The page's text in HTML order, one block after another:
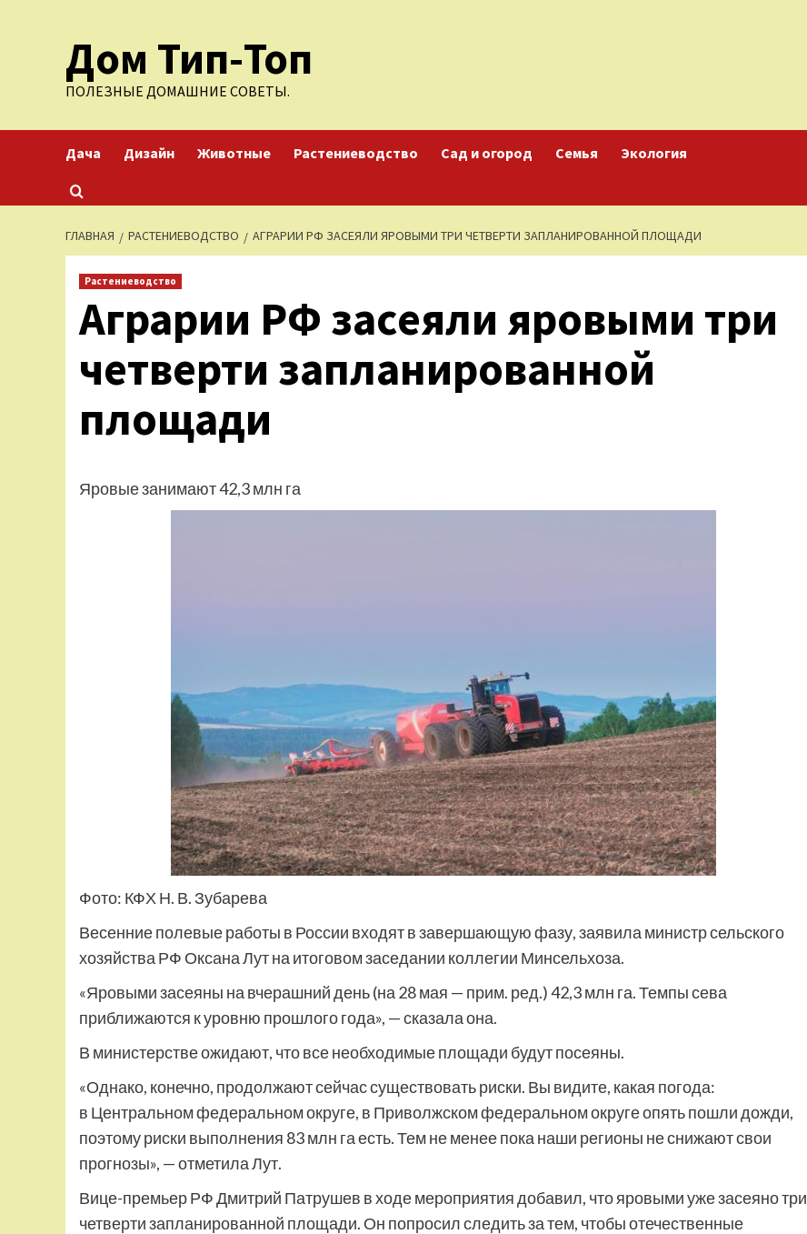
содержимомуДом Тип-Топ
ПОЛЕЗНЫЕ ДОМАШНИЕ СОВЕТЫ.
Дача Дизайн Животные Растениеводство Сад и огород Семья Экология
ГЛАВНАЯ РАСТЕНИЕВОДСТВО АГРАРИИ РФ ЗАСЕЯЛИ ЯРОВЫМИ ТРИ ЧЕТВЕРТИ ЗАПЛАНИРОВАННОЙ ПЛОЩАДИ
Растениеводство
Аграрии РФ засеяли яровыми три
четверти запланированной
площади
Яровые занимают 42,3 млн га
Фото: КФХ Н. В. Зубарева
Весенние полевые работы в России входят в завершающую фазу, заявила министр сельского
хозяйства РФ Оксана Лут на итоговом заседании коллегии Минсельхоза.
«Яровыми засеяны на вчерашний день (на 28 мая — прим. ред.) 42,3 млн га. Темпы сева
приближаются к уровню прошлого года», — сказала она.
В министерстве ожидают, что все необходимые площади будут посеяны.
«Однако, конечно, продолжают сейчас существовать риски. Вы видите, какая погода:
в Центральном федеральном округе, в Приволжском федеральном округе опять пошли дожди,
поэтому риски выполнения 83 млн га есть. Тем не менее пока наши регионы не снижают свои
прогнозы», — отметила Лут.
Вице-премьер РФ Дмитрий Патрушев в ходе мероприятия добавил, что яровыми уже засеяно три
четверти запланированной площади. Он попросил следить за тем, чтобы отечественные